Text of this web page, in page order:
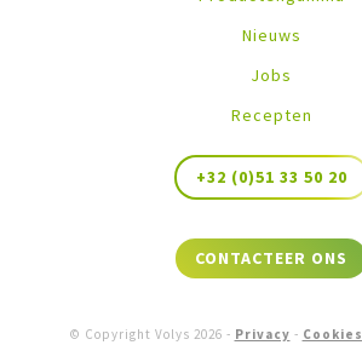
Nieuws
Jobs
Recepten
+32 (0)51 33 50 20
CONTACTEER ONS
© Copyright Volys 2026 - Privacy - Cookies